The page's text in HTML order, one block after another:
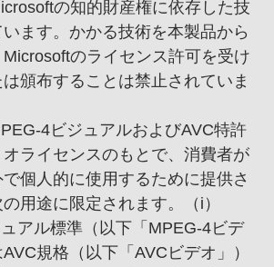
の知的財産権に依存した技
ます。かかる技術を本製品から
Microsoftのライセンス許可を受け
頒布することは禁止されていま
4ビジュアルおよびAVC特許
ライセンスのもとで、 消費者が
個人的に使用するために提供さ
の用途に限定されます。
（i）
アル標準（以下「MPEG-4ビデ
規格 （以下「AVCビデオ」）